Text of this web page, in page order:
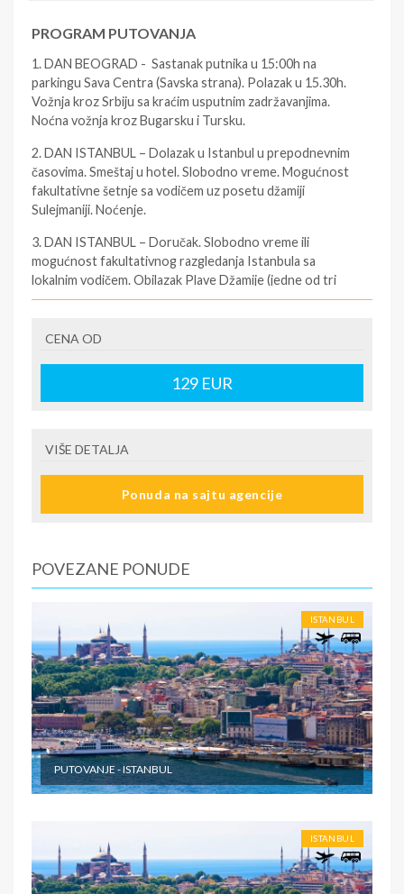
PROGRAM PUTOVANJA
1. DAN BEOGRAD - Sastanak putnika u 15:00h na
parkingu Sava Centra (Savska strana). Polazak u 15.30h.
Vožnja kroz Srbiju sa kraćim usputnim zadržavanjima.
Noćna vožnja kroz Bugarsku i Tursku.
2. DAN ISTANBUL – Dolazak u Istanbul u prepodnevnim
časovima. Smeštaj u hotel. Slobodno vreme. Mogućnost
fakultativne šetnje sa vodičem uz posetu džamiji
Sulejmaniji. Noćenje.
3. DAN ISTANBUL – Doručak. Slobodno vreme ili
mogućnost fakultativnog razgledanja Istanbula sa
lokalnim vodičem. Obilazak Plave Džamije (jedne od tri
najveće i najlepše džamije u islamskom svetu), Svete
džamije, muzeja starog skoro 1500 godina, a sad i
gde su se za vreme starog Rima održavale trke
dvokolica). Slobodno vreme. Individualni povratak u
4. DAN ISTANBUL - Doručak. Fakultativni izlet:
najbogatijih ljudi kako u Turskoj tako i u svetu) sa
sultana (povratak tramvajem do hotela). Slobodno
show sa plesačicama, folklornim ansamblima, bacačima
noževa i večerom sa neograničenim pićem). Noćenje.
5. DAN ISTANBUL – Doručak i pakovanje prtljaga u
autobus. Slobodno vreme do polaska za Srbiju ili
mogućnost fakultativnog obilaska Azijskog dela (najveća
i najnovija džamija). Plato ispred džamije pruža
neverovatan pogled na Istanbul. Posle obilaska džamije
odlazak na Uskudar sa pogledom na devojačku kulu i
uživanjem u tradicionalnim specijalitetima poput kumpira.
6. DAN BEOGRAD - Dolazak u Beograd.
CENA OD
129 EUR
VIŠE DETALJA
Ponuda na sajtu agencije
POVEZANE PONUDE
ISTANBUL
PUTOVANJE - ISTANBUL
ISTANBUL